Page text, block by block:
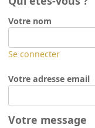
Votre nom
Se connecter
Votre adresse email
Votre message